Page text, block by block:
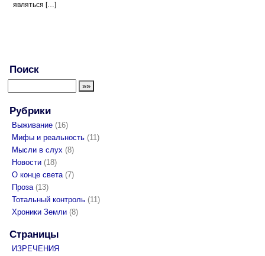
являться […]
Поиск
Рубрики
Выживание (16)
Мифы и реальность (11)
Мысли в слух (8)
Новости (18)
О конце света(7)
Проза(13)
Тотальный контроль (11)
Хроники Земли (8)
Страницы
ИЗРЕЧЕНИЯ